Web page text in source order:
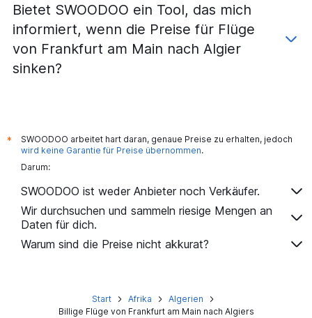
Bietet SWOODOO ein Tool, das mich
informiert, wenn die Preise für Flüge
von Frankfurt am Main nach Algier
sinken?
*
SWOODOO arbeitet hart daran, genaue Preise zu erhalten, jedoch
wird keine Garantie für Preise übernommen.
Darum:
SWOODOO ist weder Anbieter noch Verkäufer.
Wir durchsuchen und sammeln riesige Mengen an
Daten für dich.
Warum sind die Preise nicht akkurat?
Start Afrika
Algerien
Billige Flüge von Frankfurt am Main nach Algiers